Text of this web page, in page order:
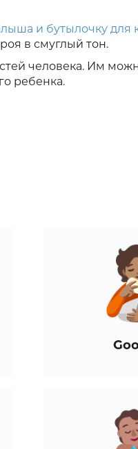
и бутылочку для
в смуглый тон.
человека. Им
ребенка.